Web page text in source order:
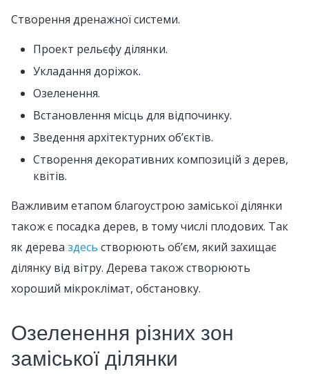
Створення дренажної системи.
Проект рельєфу ділянки.
Укладання доріжок.
Озеленення.
Встановлення місць для відпочинку.
Зведення архітектурних об’єктів.
Створення декоративних композицій з дерев,
квітів.
Важливим етапом благоустрою заміської ділянки
також є посадка дерев, в тому числі плодових. Так
як дерева здесь створюють об’єм, який захищає
ділянку від вітру. Дерева також створюють
хороший мікроклімат, обстановку.
Озеленення різних зон
заміської ділянки